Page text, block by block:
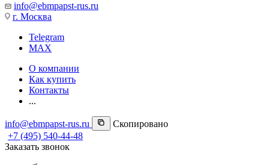
info@ebmpapst-rus.ru
г. Москва
Telegram
MAX
О компании
Как купить
Контакты
...
info@ebmpapst-rus.ru
Скопировано
+7 (495) 540-44-48
Заказать звонок